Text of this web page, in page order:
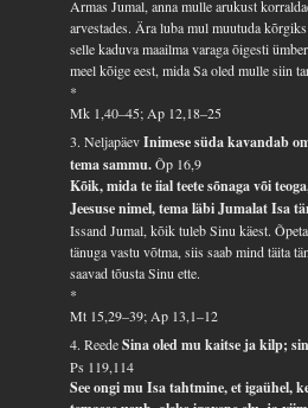
Armas Jumal, anna mulle arukust
arvestades. Ära luba mul muutuda
selle kaduva maailma varaga õigesti
meel kõige eest, mida Sa oled mulle siin
*
Mk 1,40–45; Ap 12,18–25
3. NeljapäevInimese süda kavandab
tema sammu.Õp 16,9
Kõik, mida te iial teete sõnaga või
Jeesuse nimel, tema läbi Jumalat Isa
Issand Jumal, kõik tuleb Sinu käest.
tänuga vastu võtma, siis saab mind täita
saavad tõusta Sinu ette.
*
Mt 15,29–39; Ap 13,1–12
4. ReedeSina oled mu kaitse ja kilp;
Ps 119,114
See ongi mu Isa tahtmine, et igaühel,